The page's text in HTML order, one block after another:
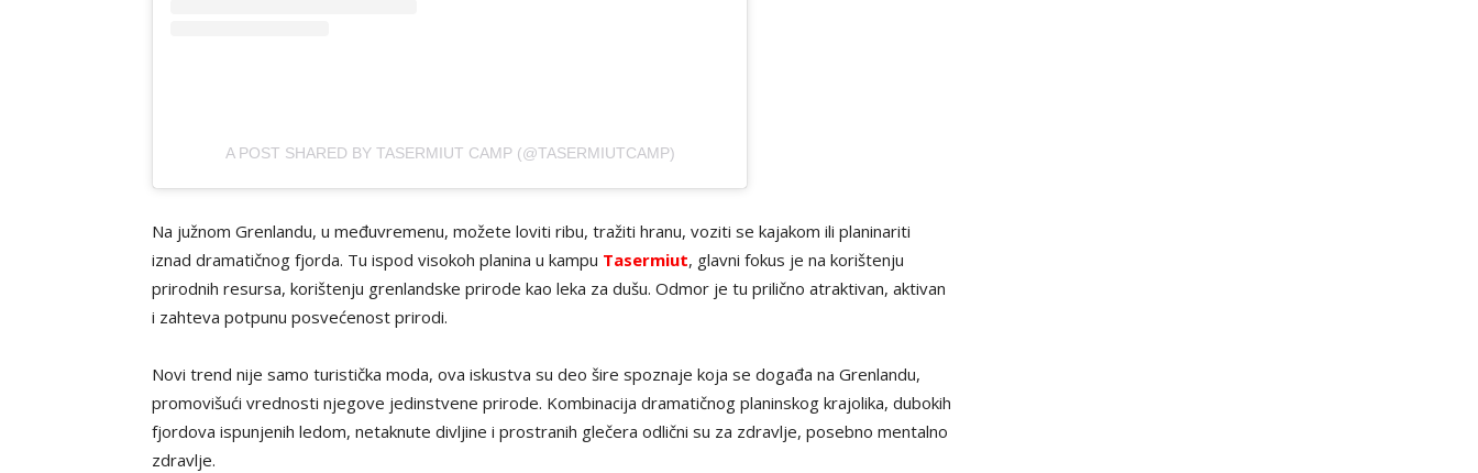
A POST SHARED BY TASERMIUT CAMP (@TASERMIUTCAMP)
Na južnom Grenlandu, u međuvremenu, možete loviti ribu, tražiti hranu, voziti se kajakom ili planinariti
iznad dramatičnog fjorda. Tu ispod visokoh planina u kampu Tasermiut, glavni fokus je na korištenju
prirodnih resursa, korištenju grenlandske prirode kao leka za dušu. Odmor je tu prilično atraktivan, aktivan
i zahteva potpunu posvećenost prirodi.
Novi trend nije samo turistička moda, ova iskustva su deo šire spoznaje koja se događa na Grenlandu,
promovišući vrednosti njegove jedinstvene prirode. Kombinacija dramatičnog planinskog krajolika, dubokih
fjordova ispunjenih ledom, netaknute divljine i prostranih glečera odlični su za zdravlje, posebno mentalno
zdravlje.